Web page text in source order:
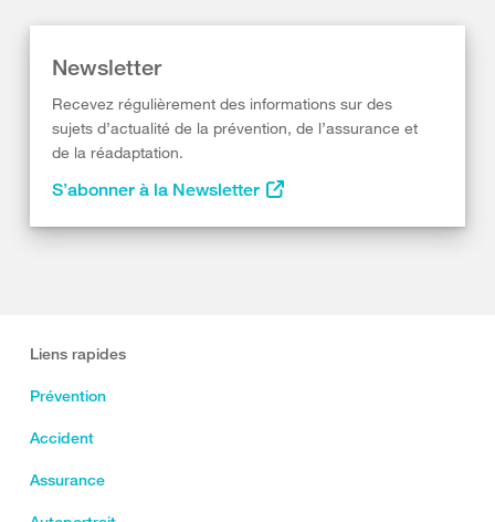
Newsletter
Recevez régulièrement des informations sur des
sujets d’actualité de la prévention, de l’assurance et
de la réadaptation.
S’abonner à la Newsletter
Liens rapides
Prévention
Accident
Assurance